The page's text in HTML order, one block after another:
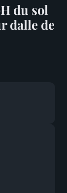
du sol
dalle de